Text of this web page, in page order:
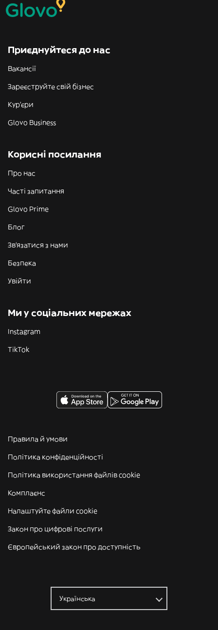
Приєднуйтеся до нас
Вакансії
Зареєструйте свій бізнес
Кур'єри
Glovo Business
Корисні посилання
Про нас
Часті запитання
Glovo Prime
Блог
Зв'язатися з нами
Безпека
Увійти
Ми у соціальних мережах
Instagram
TikTok
Правила й умови
Політика конфіденційності
Політика використання файлів cookie
Комплаєнс
Налаштуйте файли cookie
Закон про цифрові послуги
Європейський закон про доступність